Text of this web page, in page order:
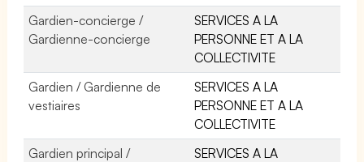
Gardien-concierge /
Gardienne-concierge
SERVICES A LA
PERSONNE ET A LA
COLLECTIVITE
Gardien / Gardienne de
vestiaires
SERVICES A LA
PERSONNE ET A LA
COLLECTIVITE
Gardien principal /
SERVICES A LA